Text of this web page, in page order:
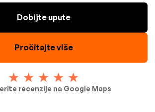
Dobijte upute
Pročitajte više
recenzije na Google Maps